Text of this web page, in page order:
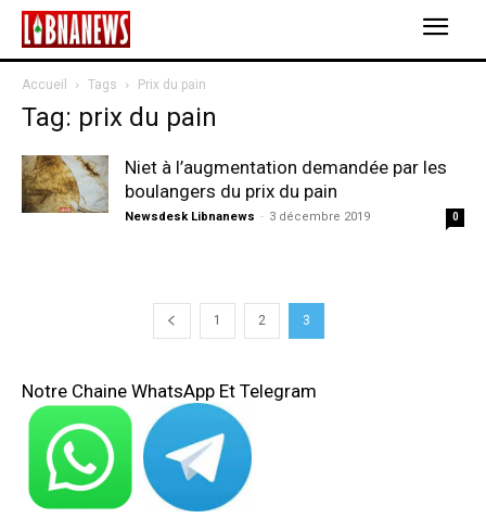
Accueil Tags Prix du pain
Tag: prix du pain
Niet à l’augmentation demandée par les
boulangers du prix du pain
Newsdesk Libnanews - 3 décembre 2019 0
1 2 3
Notre Chaine WhatsApp Et Telegram